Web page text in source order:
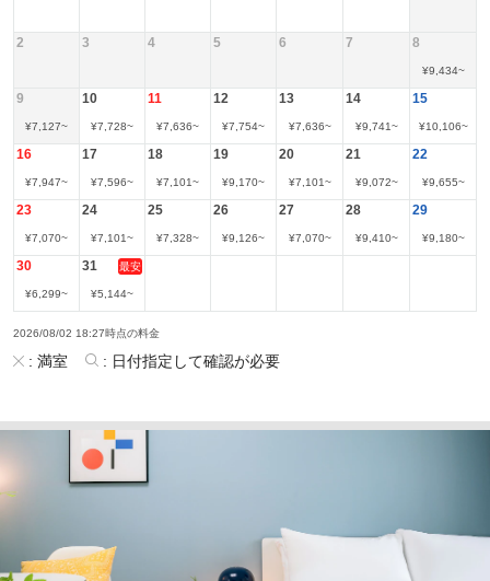
2 3 4 5 6 7 8
¥9,434~
9
¥7,127~
10
¥7,728~
11
¥7,636~
12
¥7,754~
13
¥7,636~
14
¥9,741~
15
¥10,106~
16
¥7,947~
17
¥7,596~
18
¥7,101~
19
¥9,170~
20
¥7,101~
21
¥9,072~
22
¥9,655~
23
¥7,070~
24
¥7,101~
25
¥7,328~
26
¥9,126~
27
¥7,070~
28
¥9,410~
29
¥9,180~
30
¥6,299~
31 最安
¥5,144~
2026/08/02 18:27時点の料金
: 満室 : 日付指定して確認が必要